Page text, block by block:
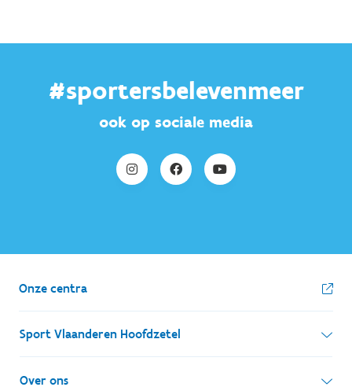
#sportersbelevenmeer
ook op sociale media
Onze centra
Sport Vlaanderen Hoofdzetel
Simon Bolivarlaan 17
Over ons